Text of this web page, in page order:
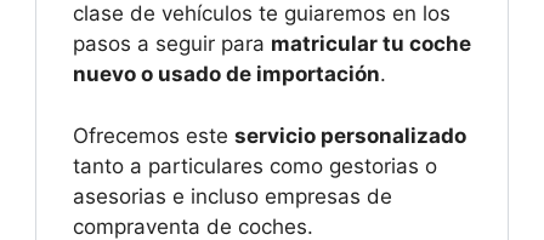
clase de vehículos te guiaremos en los
pasos a seguir para matricular tu coche
nuevo o usado de importación.
Ofrecemos este servicio personalizado
tanto a particulares como gestorias o
asesorias e incluso empresas de
compraventa de coches.